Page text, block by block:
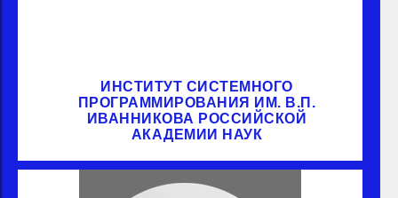
ИНСТИТУТ СИСТЕМНОГО
ПРОГРАММИРОВАНИЯ ИМ. В.П.
ИВАННИКОВА РОССИЙСКОЙ
АКАДЕМИИ НАУК